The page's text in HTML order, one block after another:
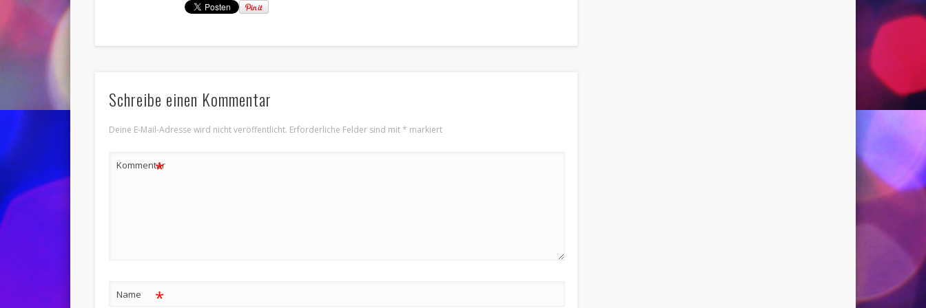
Schreibe einen Kommentar
Deine E-Mail-Adresse wird nicht veröffentlicht. Erforderliche Felder sind mit* markiert
Kommentar
*
Name *